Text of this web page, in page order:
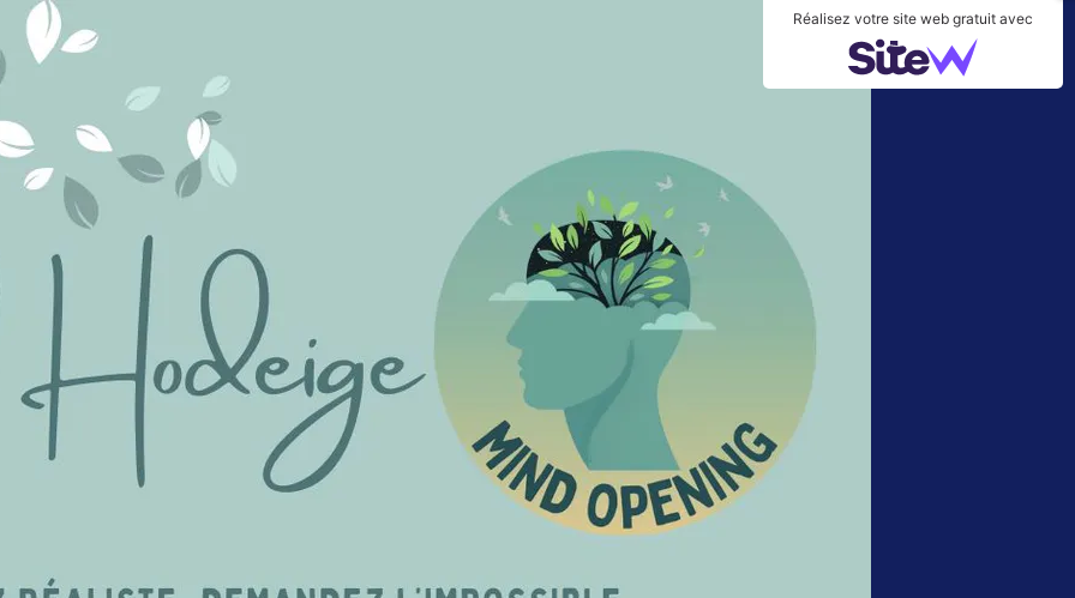
Réalisez votre site web gratuit avec